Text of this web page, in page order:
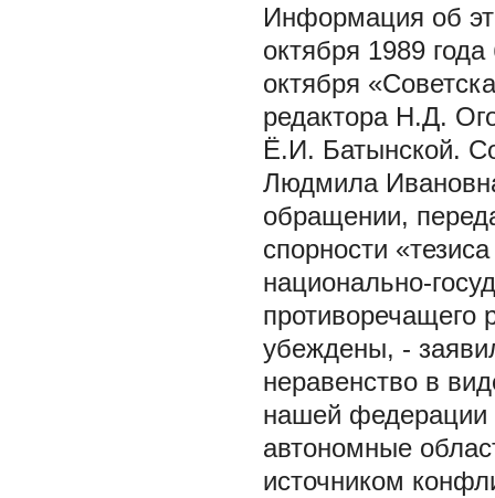
Информация об
октября 1989
октября
редактора Н.Д.
Ё.И. Батынской.
Людмила
обращении,
спорности
национально-
противоречащего
убеждены, -
неравенство в
нашей федерации
автономные
источником